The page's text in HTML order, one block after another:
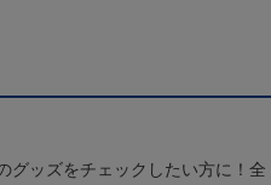
グッズをチェックしたい方に！全